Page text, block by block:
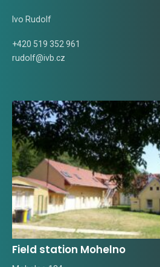
Ivo Rudolf
+420 519 352 961
rudolf@ivb.cz
Field station Mohelno